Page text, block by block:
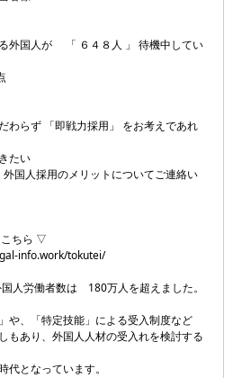
外国人が 「 ６４８人 」 待機中してい
わらず 「即戦力採用」 をお考えであれ
たい
国人採用のメリットについてご連絡い
ちら ▽
info.work/tokutei/
人労働者数は 180万人を超えました。
や、「特定技能」による受入制度など
もあり、外国人人材の受入れを検討する
代となっています。